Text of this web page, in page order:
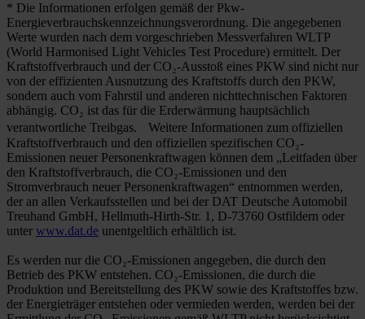
* Die Informationen erfolgen gemäß der Pkw-
Energieverbrauchskennzeichnungsverordnung. Die angegebenen
Werte wurden nach dem vorgeschrieben Messverfahren WLTP
(World Harmonised Light Vehicles Test Procedure) ermittelt. Der
Kraftstoffverbrauch und der CO₂-Ausstoß eines PKW sind nicht nur
von der effizienten Ausnutzung des Kraftstoffs durch den PKW,
sondern auch vom Fahrstil und anderen nichttechnischen Faktoren
abhängig. CO₂ ist das für die Erderwärmung hauptsächlich
verantwortliche Treibgas. Weitere Informationen zum offiziellen
Kraftstoffverbrauch und den offiziellen spezifischen CO₂-
Emissionen neuer Personenkraftwagen können dem „Leitfaden über
den Kraftstoffverbrauch, die CO₂-Emissionen und den
Stromverbrauch neuer Personenkraftwagen“ entnommen werden,
der an allen Verkaufsstellen und bei der DAT Deutsche Automobil
Treuhand GmbH, Hellmuth-Hirth-Str. 1, D-73760 Ostfildern oder
unter www.dat.de unentgeltlich erhältlich ist.
Es werden nur die CO₂-Emissionen angegeben, die durch den
Betrieb des PKW entstehen. CO₂-Emissionen, die durch die
Produktion und Bereitstellung des PKW sowie des Kraftstoffes bzw.
der Energieträger entstehen oder vermieden werden, werden bei der